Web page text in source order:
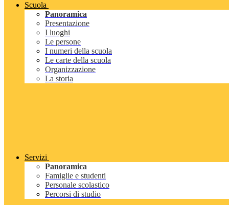
Scuola
Panoramica
Presentazione
I luoghi
Le persone
I numeri della scuola
Le carte della scuola
Organizzazione
La storia
Servizi
Panoramica
Famiglie e studenti
Personale scolastico
Percorsi di studio